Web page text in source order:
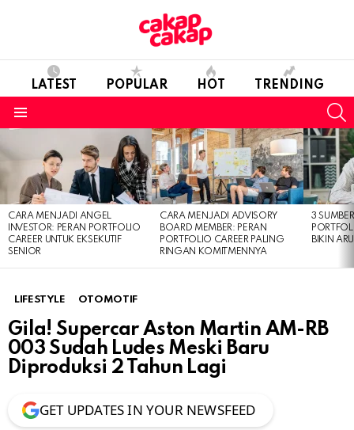
LATEST POPULAR HOT TRENDING
STORIES
CARA MENJADI ANGEL
INVESTOR: PERAN PORTFOLIO
CAREER UNTUK EKSEKUTIF
SENIOR
CARA MENJADI ADVISORY
BOARD MEMBER: PERAN
PORTFOLIO CAREER PALING
RINGAN KOMITMENNYA
3
BIKIN
LIFESTYLE OTOMOTIF
Gila! Supercar Aston Martin AM-RB
003 Sudah Ludes Meski Baru
Diproduksi 2 Tahun Lagi
GET UPDATES IN YOUR NEWSFEED